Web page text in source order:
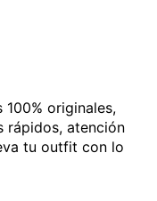
100% originales,
rápidos, atención
tu outfit con lo